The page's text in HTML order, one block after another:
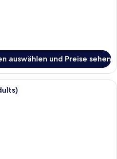
auswählen und Preise sehen
Ein Hotelzimmer mit einem Bett,